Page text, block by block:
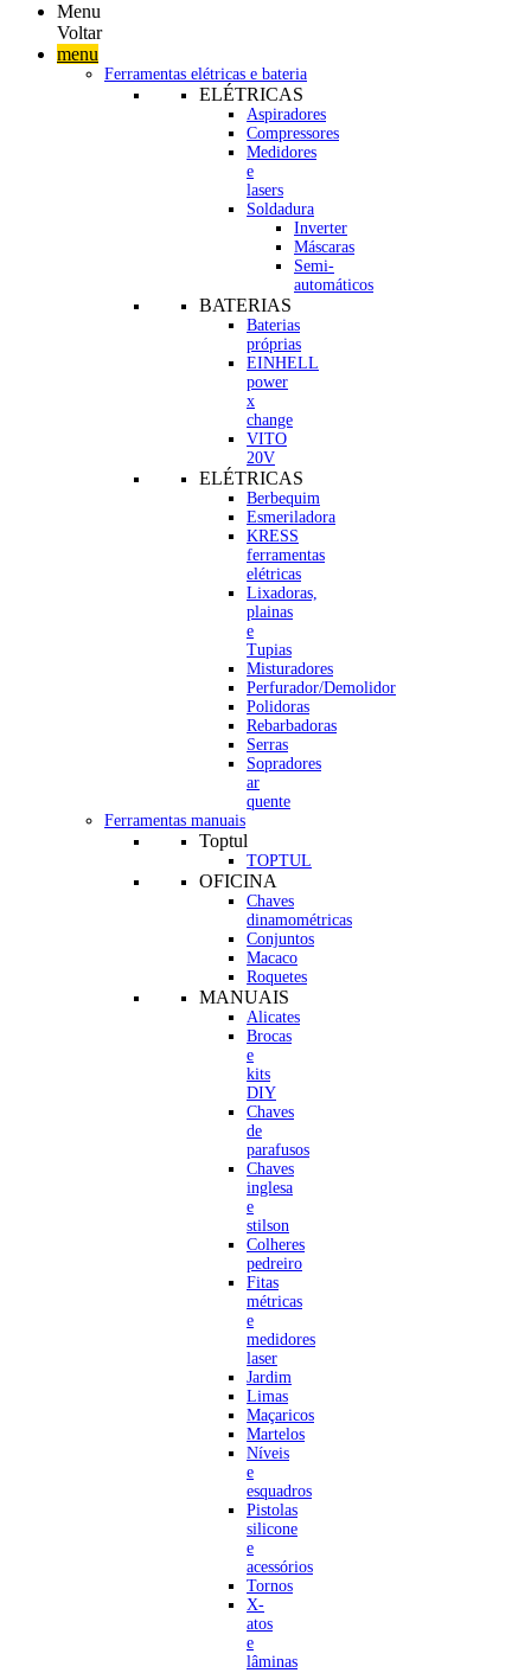
Menu
Voltar
menu
Ferramentas elétricas e bateria
ELÉTRICAS
Aspiradores
Compressores
Medidores
e
lasers
Soldadura
Inverter
Máscaras
Semi-
automáticos
BATERIAS
Baterias
próprias
EINHELL
power
x
change
VITO
20V
ELÉTRICAS
Berbequim
Esmeriladora
KRESS
ferramentas
elétricas
Lixadoras,
plainas
e
Tupias
Misturadores
Perfurador/Demolidor
Polidoras
Rebarbadoras
Serras
Sopradores
ar
quente
Ferramentas manuais
Toptul
TOPTUL
OFICINA
Chaves
dinamométricas
Conjuntos
Macaco
Roquetes
MANUAIS
Alicates
Brocas
e
kits
DIY
Chaves
de
parafusos
Chaves
inglesa
e
stilson
Colheres
pedreiro
Fitas
métricas
e
medidores
laser
Jardim
Limas
Maçaricos
Martelos
Níveis
e
esquadros
Pistolas
silicone
e
acessórios
Tornos
X-
atos
e
lâminas